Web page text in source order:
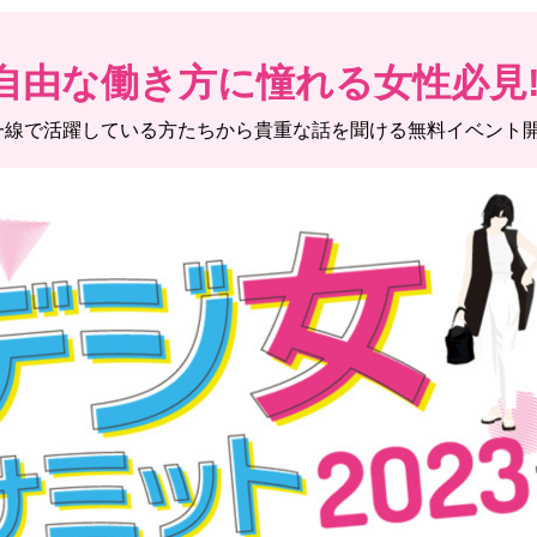
由な働き方に憧れる女性必
線で活躍している方たちから貴重な話を聞ける無料イベント